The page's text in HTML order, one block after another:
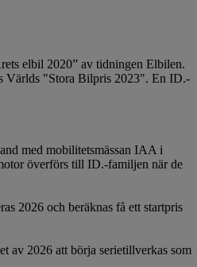
elbil 2020” av tidningen Elbilen.
Världs "Stora Bilpris 2023". En ID.-
med mobilitetsmässan IAA i
överförs till ID.-familjen när de
2026 och beräknas få ett startpris
av 2026 att börja serietillverkas som